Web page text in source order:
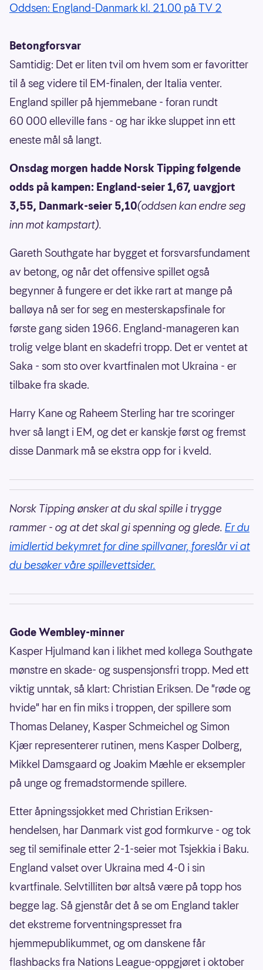
Oddsen: England-Danmark kl. 21.00 på TV 2
Betongforsvar
Samtidig: Det er liten tvil om hvem som er favoritter
til å seg videre til EM-finalen, der Italia venter.
England spiller på hjemmebane - foran rundt
60 000 elleville fans - og har ikke sluppet inn ett
eneste mål så langt.
Onsdag morgen hadde Norsk Tipping følgende
odds på kampen: England-seier 1,67, uavgjort
3,55, Danmark-seier 5,10(oddsen kan endre seg
inn mot kampstart).
Gareth Southgate har bygget et forsvarsfundament
av betong, og når det offensive spillet også
begynner å fungere er det ikke rart at mange på
balløya nå ser for seg en mesterskapsfinale for
første gang siden 1966. England-manageren kan
trolig velge blant en skadefri tropp. Det er ventet at
Saka - som sto over kvartfinalen mot Ukraina - er
tilbake fra skade.
Harry Kane og Raheem Sterling har tre scoringer
hver så langt i EM, og det er kanskje først og fremst
disse Danmark må se ekstra opp for i kveld.
Norsk Tipping ønsker at du skal spille i trygge
rammer - og at det skal gi spenning og glede. Er du
imidlertid bekymret for dine spillvaner, foreslår vi at
du besøker våre spillevettsider.
Gode Wembley-minner
Kasper Hjulmand kan i likhet med kollega Southgate
mønstre en skade- og suspensjonsfri tropp. Med ett
viktig unntak, så klart: Christian Eriksen. De "røde og
hvide" har en fin miks i troppen, der spillere som
Thomas Delaney, Kasper Schmeichel og Simon
Kjær representerer rutinen, mens Kasper Dolberg,
Mikkel Damsgaard og Joakim Mæhle er eksempler
på unge og fremadstormende spillere.
Etter åpningssjokket med Christian Eriksen-
hendelsen, har Danmark vist god formkurve - og tok
seg til semifinale etter 2-1-seier mot Tsjekkia i Baku.
England valset over Ukraina med 4-0 i sin
kvartfinale. Selvtilliten bør altså være på topp hos
begge lag. Så gjenstår det å se om England takler
det ekstreme forventningspresset fra
hjemmepublikummet, og om danskene får
flashbacks fra Nations League-oppgjøret i oktober